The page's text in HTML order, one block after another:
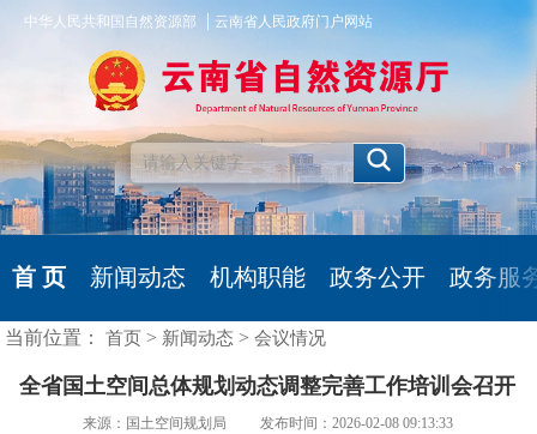
中华人民共和国自然资源部 |云南省人民政府门户网站
首 页 新闻动态 机构职能 政务公开 政务服
当前位置：首页 > 新闻动态 >会议情况
全省国土空间总体规划动态调整完善工作培训会召开
来源：国土空间规划局 发布时间：2026-02-08 09:13:33